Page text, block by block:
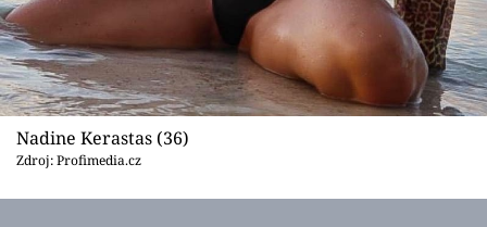
Nadine Kerastas (36)
Zdroj: Profimedia.cz